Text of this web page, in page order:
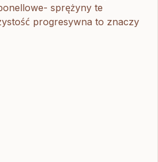
sprężyny te
progresywna to znaczy